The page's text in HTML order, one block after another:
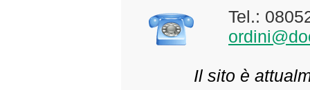
Tel.:
Il sito è